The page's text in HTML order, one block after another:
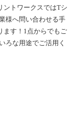
ントワークスではTシ
様へ問い合わせる手
ます！1点からでもご
ろな用途でご活用く